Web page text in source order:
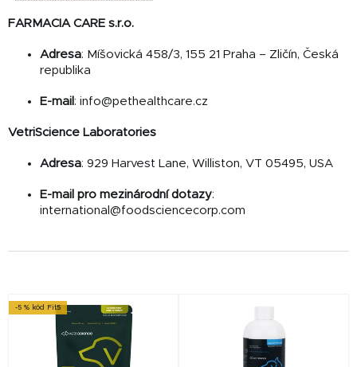
FARMACIA CARE s.r.o.
Adresa: Míšovická 458/3, 155 21 Praha – Zličín, Česká
republika
E-mail : info@pethealthcare.cz
VetriScience Laboratories
Adresa: 929 Harvest Lane, Williston, VT 05495, USA
E-mail pro mezinárodní dotazy:
international@foodsciencecorp.com
V-5 % kód Fit5